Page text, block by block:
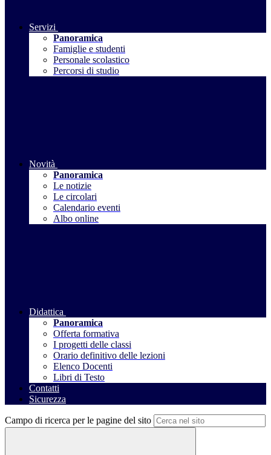
Servizi
Panoramica
Famiglie e studenti
Personale scolastico
Percorsi di studio
Novità
Panoramica
Le notizie
Le circolari
Calendario eventi
Albo online
Didattica
Panoramica
Offerta formativa
I progetti delle classi
Orario definitivo delle lezioni
Elenco Docenti
Libri di Testo
Contatti
Sicurezza
Campo di ricerca per le pagine del sito